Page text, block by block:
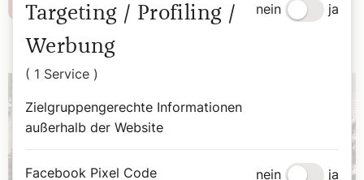
Targeting / Profiling /
Werbung
( 1 Service )
Zielgruppengerechte Informationen
außerhalb der Website
nein ja
Facebook Pixel Code nein ja